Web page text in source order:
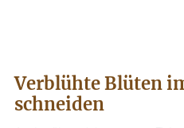
Verblühte Blüten
schneiden